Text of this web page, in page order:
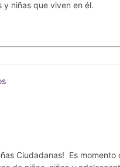
y niñas que viven en él.
Ciudadanas! Es